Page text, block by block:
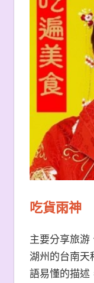
吃貨雨神
主要分享旅游
湖州的台南天
語易懂的描述